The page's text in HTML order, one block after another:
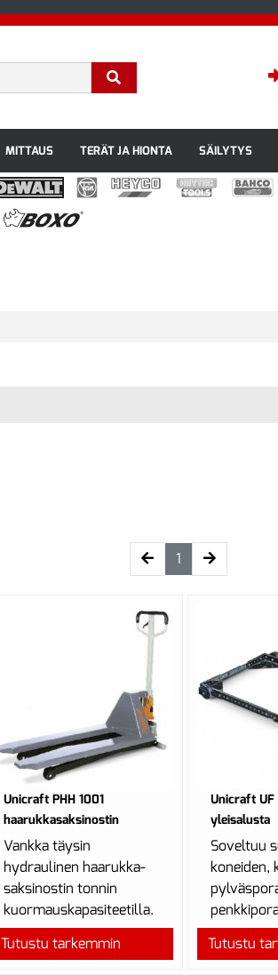
MITTAUS TERÄT JA HIONTA SÄILYTYS
1(current)
Unicraft PHH 1001
haarukkasaksinostin
Vankka täysin
hydraulinen haarukka-
saksinostin tonnin
kuormauskapasiteetilla.
Tutustu tarkemmin
Unicraft UF
yleisalusta
Soveltuu
koneiden,
Tutustu